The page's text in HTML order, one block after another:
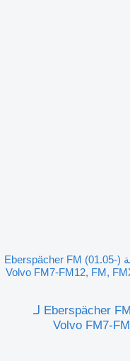
جهاز التدفئة Eberspächer FM (01.05-)
جهاز التدفئة Eberspächer FM (01.05-) 252161 D10W لـ